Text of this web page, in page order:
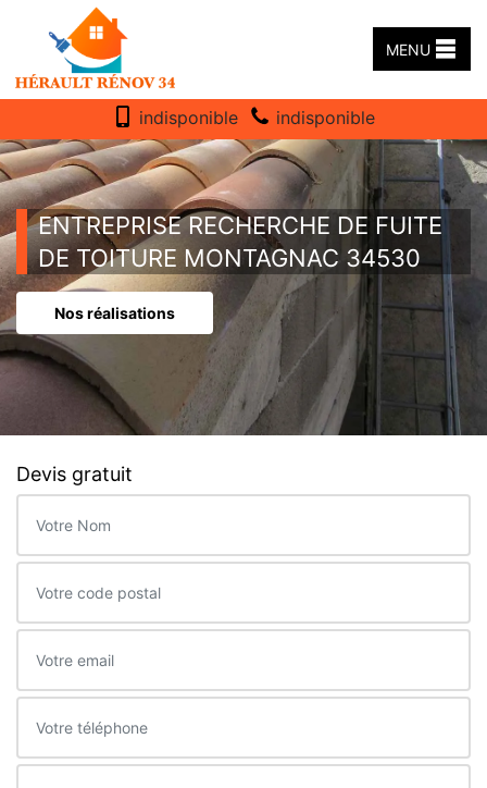
MENU
indisponible indisponible
ENTREPRISE RECHERCHE DE FUITE
DE TOITURE MONTAGNAC 34530
Nos réalisations
Devis gratuit